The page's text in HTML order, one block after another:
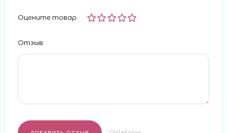
Оцените товар
Отзыв